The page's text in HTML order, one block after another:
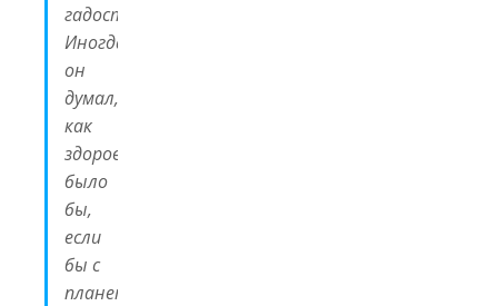
гадости.
Иногда
он
думал,
как
здорово
было
бы,
если
бы с
планеты